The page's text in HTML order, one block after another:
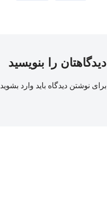
دیدگاهتان را بنویسید
برای نوشتن دیدگاه باید وارد بشوید